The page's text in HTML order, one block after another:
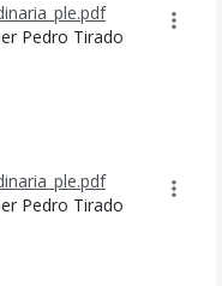
Pedro Tirado
Pedro Tirado